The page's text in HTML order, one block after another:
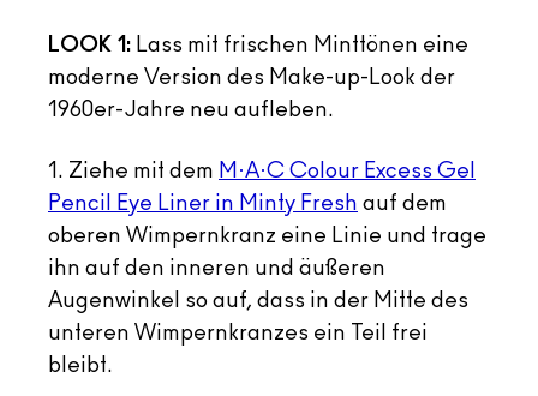
LOOK 1: Lass mit frischen Minttönen eine
moderne Version des Make-up-Look der
1960er-Jahre neu aufleben.
1. Ziehe mit dem M·A·C Colour Excess Gel
Pencil Eye Liner in Minty Fresh auf dem
oberen Wimpernkranz eine Linie und trage
ihn auf den inneren und äußeren
Augenwinkel so auf, dass in der Mitte des
unteren Wimpernkranzes ein Teil frei
bleibt.